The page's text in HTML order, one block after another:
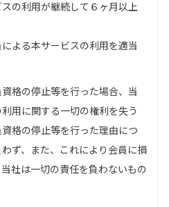
の利用が継続して６ヶ月以上
よる本サービスの利用を適当
格の停止等を行った場合、当
用に関する一切の権利を失う
格の停止等を行った理由につ
ず、また、これにより会員に損
社は一切の責任を負わないもの